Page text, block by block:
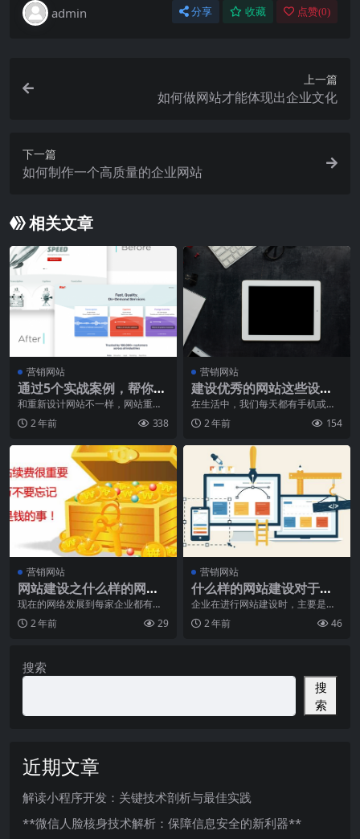
admin 分享 收藏 点赞(0)
上一篇
如何做网站才能体现出企业文化
下一篇
如何制作一个高质量的企业网站
相关文章
营销网站
通过5个实战案例，帮你弄
明白网站改版的方向
和重新设计网站不一样，网站重设
计的项目通常都会更麻烦一些。由
于网站本身是企业、产
2 年前 338
营销网站
建设优秀的网站这些设计
原则要循序
在生活中，我们每天都有手机或者
电脑浏览各种各样的网站。当然，
除了我们所说的新闻网
2 年前 154
营销网站
网站建设之什么样的网站
才能带来客户？
现在的网络发展到每家企业都有一
个自己的网站，连一些个人创业工
作室也都具有了自己的
2 年前 29
营销网站
什么样的网站建设对于用
户来说更有吸引力
企业在进行网站建设时，主要是要
从用户体验方面来设计网站，页面
的美观是辅助效果，在
2 年前 46
搜索
搜
索
近期文章
解读小程序开发：关键技术剖析与最佳实践
**微信人脸核身技术解析：保障信息安全的新利器**